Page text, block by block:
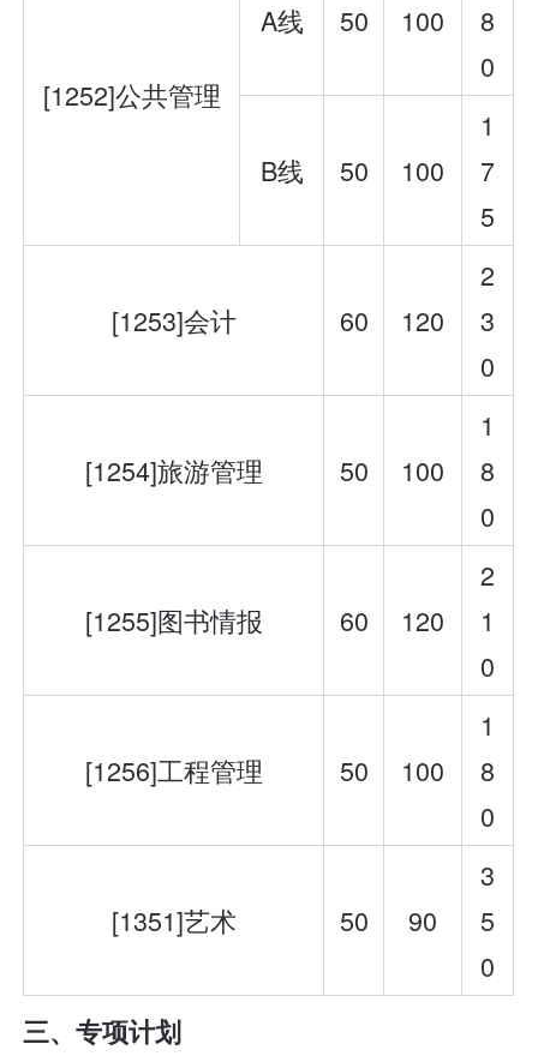
[1252]公共管理
A线 50 100
8
0
B线 50 100
1
7
5
[1253]会计 60 120
2
3
0
[1254]旅游管理 50 100
1
8
0
[1255]图书情报 60 120
2
1
0
[1256]工程管理 50 100
1
8
0
[1351]艺术 50 90
3
5
0
三、专项计划